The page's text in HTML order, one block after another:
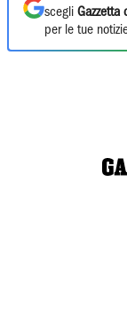
scegli Gazzetta
per le tue